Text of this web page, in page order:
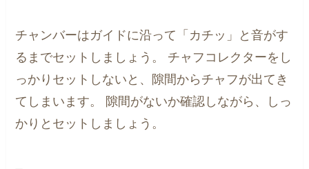
チャンバーはガイドに沿って「カチッ」と音がす
るまでセットしましょう。
チャフコレクターをし
っかりセットしないと、隙間からチャフが出てき
てしまいます。
隙間がないか確認しながら、しっ
かりとセットしましょう。